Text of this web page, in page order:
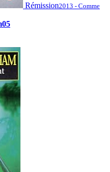
Rémission2013 - Comme